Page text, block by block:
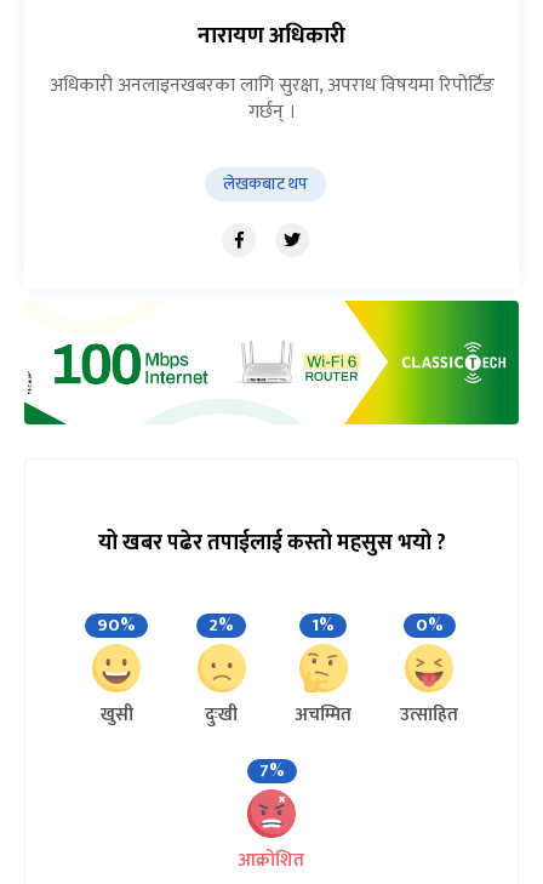
नारायण अधिकारी
अधिकारी अनलाइनखबरका लागि सुरक्षा, अपराध विषयमा रिपोर्टिङ
गर्छन् ।
लेखकबाट थप
यो खबर पढेर तपाईलाई कस्तो महसुस भयो ?
90%
खुसी
2%
दुःखी
1%
अचम्मित
0%
उत्साहित
7%
आक्रोशित